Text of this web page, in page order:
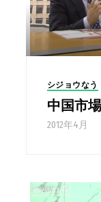
シジョウなう
中国市
2012年4月